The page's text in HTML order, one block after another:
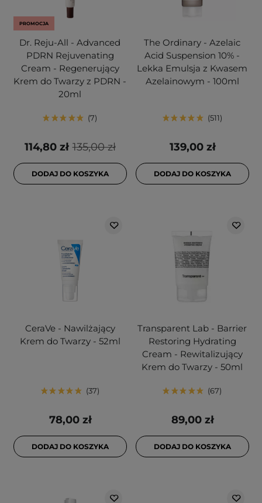
PROMOCJA
Dr. Reju-All - Advanced
PDRN Rejuvenating
Cream - Regenerujący
Krem do Twarzy z PDRN -
20ml
7
135,00 zł
114,80 zł
DODAJ DO KOSZYKA
The Ordinary - Azelaic
Acid Suspension 10% -
Lekka Emulsja z Kwasem
Azelainowym - 100ml
511
139,00 zł
DODAJ DO KOSZYKA
CeraVe - Nawilżający
Krem do Twarzy - 52ml
37
78,00 zł
DODAJ DO KOSZYKA
Transparent Lab - Barrier
Restoring Hydrating
Cream - Rewitalizujący
Krem do Twarzy - 50ml
67
89,00 zł
DODAJ DO KOSZYKA